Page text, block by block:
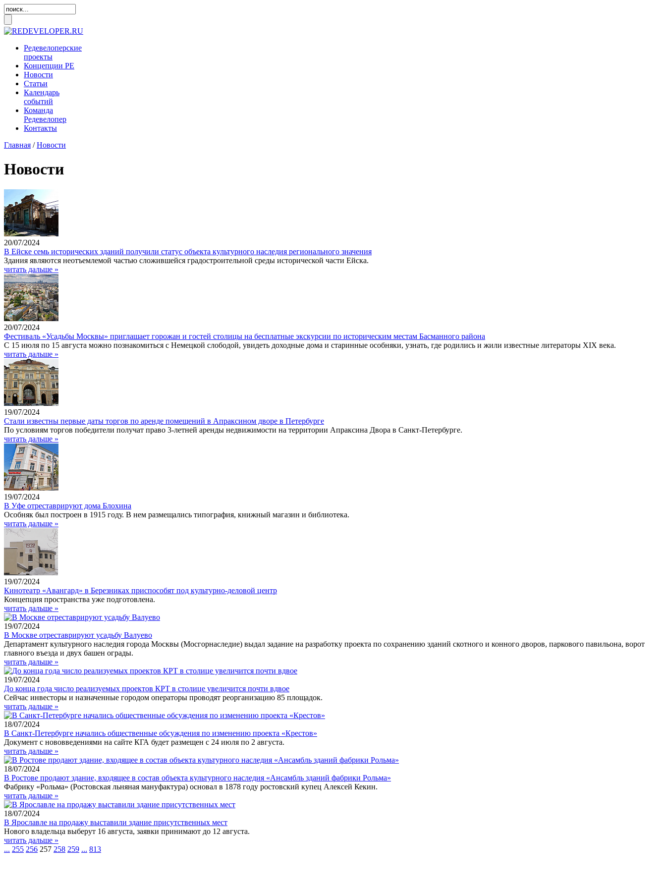
Редевелоперские
проекты
Концепции РЕ
Новости
Статьи
Календарь
событий
Команда
Редевелопер
Контакты
Главная /Новости
Новости
20/07/2024
В Ейске семь исторических зданий получили статус объекта культурного наследия регионального значения
Здания являются неотъемлемой частью сложившейся градостроительной среды исторической части Ейска.
читать дальше »
20/07/2024
Фестиваль «Усадьбы Москвы» приглашает горожан и гостей столицы на бесплатные экскурсии по историческим местам Басманного района
С 15 июля по 15 августа можно познакомиться с Немецкой слободой, увидеть доходные дома и старинные особняки, узнать, где родились и жили известные литераторы XIX века.
читать дальше »
19/07/2024
Стали известны первые даты торгов по аренде помещений в Апраксином дворе в Петербурге
По условиям торгов победители получат право 3-летней аренды недвижимости на территории Апраксина Двора в Санкт-Петербурге.
читать дальше »
19/07/2024
В Уфе отреставрируют дома Блохина
Особняк был построен в 1915 году. В нем размещались типография, книжный магазин и библиотека.
читать дальше »
19/07/2024
Кинотеатр «Авангард» в Березниках приспособят под культурно-деловой центр
Концепция пространства уже подготовлена.
читать дальше »
19/07/2024
В Москве отреставрируют усадьбу Валуево
Департамент культурного наследия города Москвы (Мосгорнаследие) выдал задание на разработку проекта по сохранению зданий скотного и конного дворов, паркового павильона, ворот
главного въезда и двух башен ограды.
читать дальше »
19/07/2024
До конца года число реализуемых проектов КРТ в столице увеличится почти вдвое
Сейчас инвесторы и назначенные городом операторы проводят реорганизацию 85 площадок.
читать дальше »
18/07/2024
В Санкт-Петербурге начались общественные обсуждения по изменению проекта «Крестов»
Документ с нововведениями на сайте КГА будет размещен с 24 июля по 2 августа.
читать дальше »
18/07/2024
В Ростове продают здание, входящее в состав объекта культурного наследия «Ансамбль зданий фабрики Рольма»
Фабрику «Рольма» (Ростовская льняная мануфактура) основал в 1878 году ростовский купец Алексей Кекин.
читать дальше »
18/07/2024
В Ярославле на продажу выставили здание присутственных мест
Нового владельца выберут 16 августа, заявки принимают до 12 августа.
читать дальше »
... 255 256 257 258 259 ... 813